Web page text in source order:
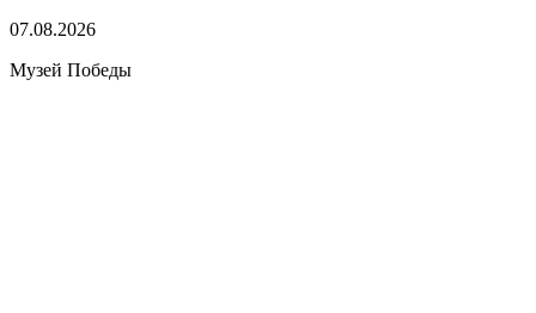
07.08.2026
Музей Победы